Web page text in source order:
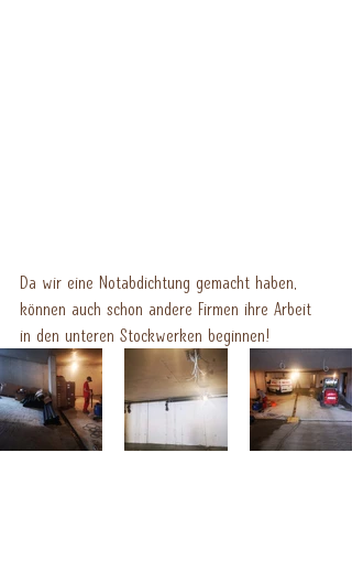
Da wir eine Notabdichtung gemacht haben,
können auch schon andere Firmen ihre Arbeit
in den unteren Stockwerken beginnen!